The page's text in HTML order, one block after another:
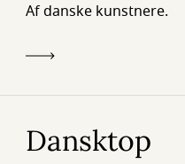
Af danske kunstnere.
Dansktop